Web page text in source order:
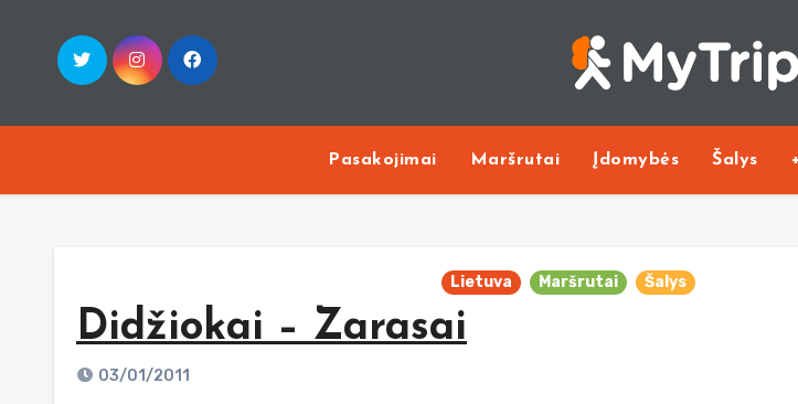
content
Pasakojimai Maršrutai Įdomybės Šalys
Lietuva Maršrutai Šalys
Didžiokai – Zarasai
03/01/2011